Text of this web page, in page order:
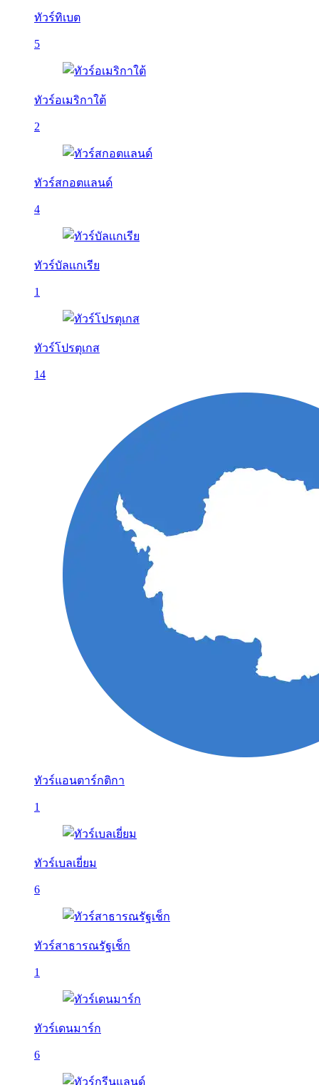
ทัวร์ทิเบต
5
ทัวร์อเมริกาใต้
2
ทัวร์สกอตแลนด์
4
ทัวร์บัลเเกเรีย
1
ทัวร์โปรตุเกส
14
ทัวร์แอนตาร์กติกา
1
ทัวร์เบลเยี่ยม
6
ทัวร์สาธารณรัฐเช็ก
1
ทัวร์เดนมาร์ก
6